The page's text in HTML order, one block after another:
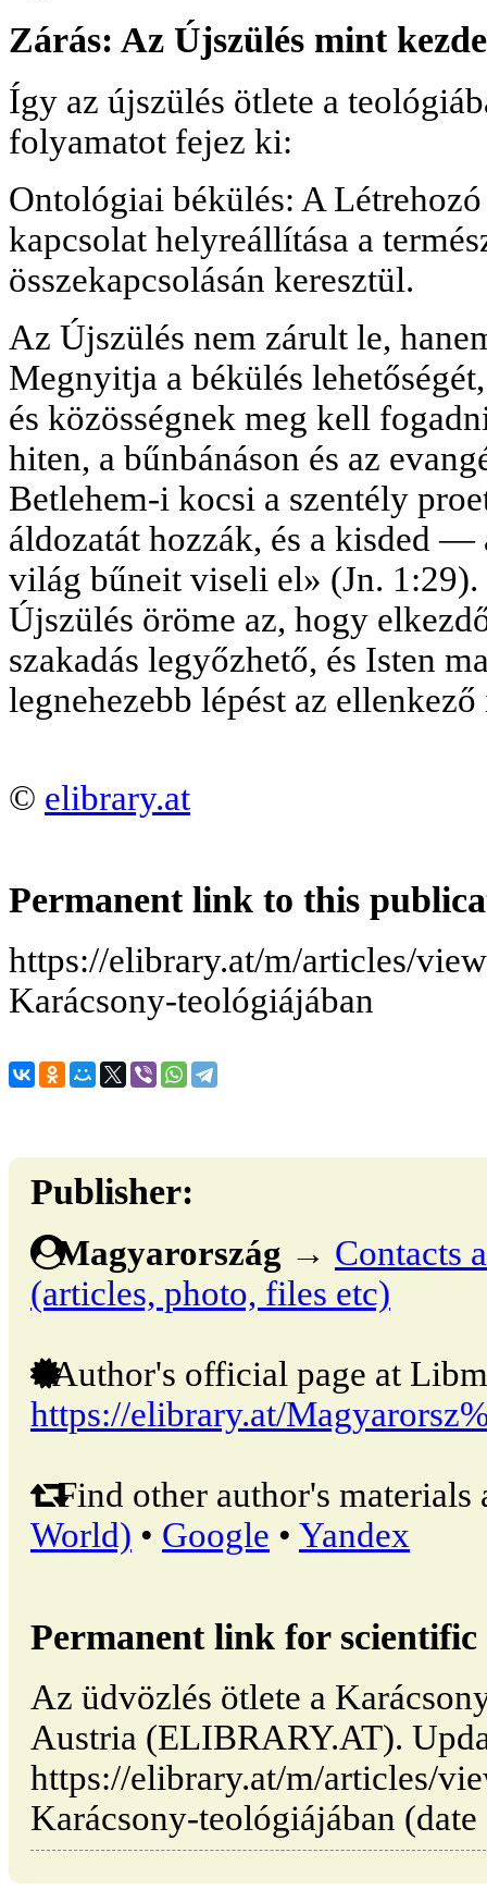
Zárás: Az Újszülés mint
Így az újszülés ötlete a
folyamatot fejez ki:
Ontológiai békülés: A
kapcsolat helyreállítása a
összekapcsolásán keresztül.
Az Újszülés nem zárult le,
Megnyitja a békülés
és közösségnek meg kell
hiten, a bűnbánáson és az
Betlehem-i kocsi a szentély
áldozatát hozzák, és a kisded —
világ bűneit viseli el» (Jn. 1:29).
Újszülés öröme az, hogy
szakadás legyőzhető, és Isten
legnehezebb lépést az
© elibrary.at
Permanent link to this
https://elibrary.at/m/articles/
Karácsony-teológiájában
Publisher:
Magyarország → Contacts
(articles, photo, files etc)
Author's official page at
https://elibrary.at/
Find other author's materials
World) • Google • Yandex
Permanent link for
Az üdvözlés ötlete a
Austria (ELIBRARY.AT).
https://elibrary.at/m/articles/
Karácsony-teológiájában